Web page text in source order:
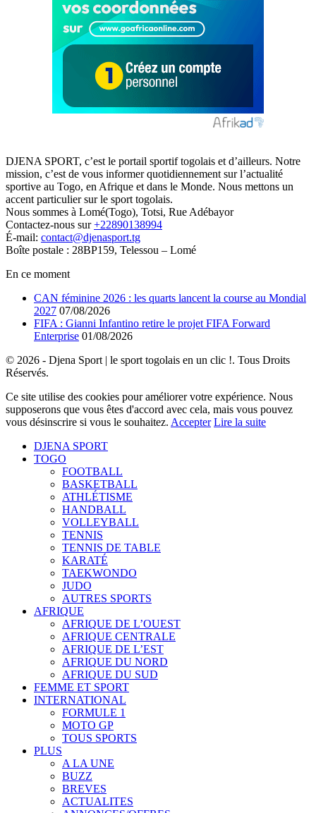
DJENA SPORT, c’est le portail sportif togolais et d’ailleurs. Notre
mission, c’est de vous informer quotidiennement sur l’actualité
sportive au Togo, en Afrique et dans le Monde. Nous mettons un
accent particulier sur le sport togolais.
Nous sommes à Lomé(Togo), Totsi, Rue Adébayor
Contactez-nous sur+22890138994
É-mail: contact@djenasport.tg
Boîte postale : 28BP159, Telessou – Lomé
En ce moment
CAN féminine 2026 : les quarts lancent la course au Mondial
2027 07/08/2026
FIFA : Gianni Infantino retire le projet FIFA Forward
Enterprise 01/08/2026
© 2026 - Djena Sport | le sport togolais en un clic !. Tous Droits
Réservés.
Ce site utilise des cookies pour améliorer votre expérience. Nous
supposerons que vous êtes d'accord avec cela, mais vous pouvez
vous désinscrire si vous le souhaitez. Accepter Lire la suite
DJENA SPORT
TOGO
FOOTBALL
BASKETBALL
ATHLÉTISME
HANDBALL
VOLLEYBALL
TENNIS
TENNIS DE TABLE
KARATÉ
TAEKWONDO
JUDO
AUTRES SPORTS
AFRIQUE
AFRIQUE DE L’OUEST
AFRIQUE CENTRALE
AFRIQUE DE L’EST
AFRIQUE DU NORD
AFRIQUE DU SUD
FEMME ET SPORT
INTERNATIONAL
FORMULE 1
MOTO GP
TOUS SPORTS
PLUS
A LA UNE
BUZZ
BREVES
ACTUALITES